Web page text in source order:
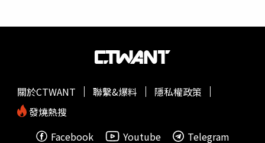
關於CTWANT 聯繫&爆料
隱私權政策
發燒熱搜
Facebook
Youtube Telegram